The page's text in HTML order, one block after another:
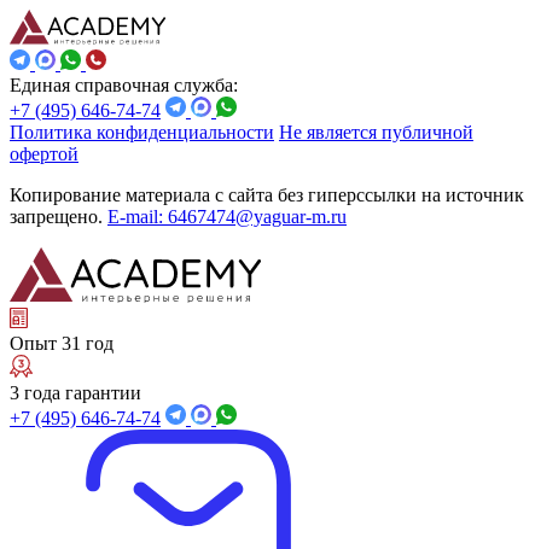
Единая справочная служба:
+7 (495) 646-74-74
Политика конфиденциальности Не является публичной
офертой
Копирование материала с сайта без гиперссылки на источник
запрещено. E-mail: 6467474@yaguar-m.ru
Опыт 31 год
3 года гарантии
+7 (495) 646-74-74